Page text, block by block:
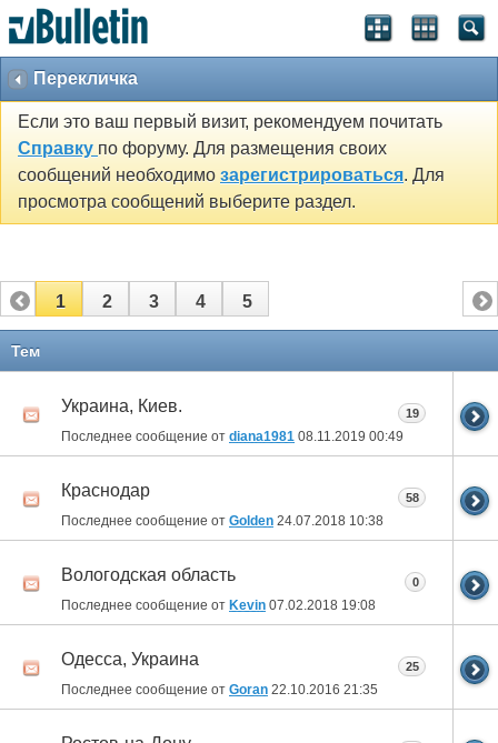
Перекличка
Если это ваш первый визит, рекомендуем почитать
Справку по форуму. Для размещения своих
сообщений необходимо зарегистрироваться. Для
просмотра сообщений выберите раздел.
1 2 3 4 5
Тем
Украина, Киев.
Последнее сообщение от diana1981 08.11.2019 00:49
19
Краснодар
Последнее сообщение от Golden 24.07.2018 10:38
58
Вологодская область
Последнее сообщение от Kevin 07.02.2018 19:08
0
Одесса, Украина
Последнее сообщение от Goran 22.10.2016 21:35
25